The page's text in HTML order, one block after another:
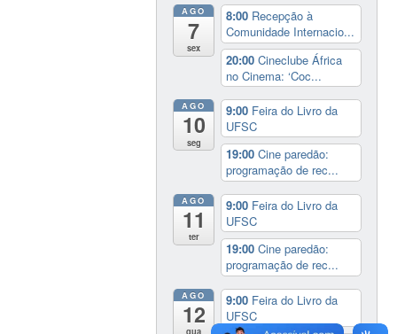
AGO
7
sex
8:00 Recepção à
Comunidade Internacio...
20:00Cineclube África
no Cinema: ‘Coc...
AGO
10
seg
9:00 Feira do Livro da
UFSC
19:00Cine paredão:
programação de rec...
AGO
11
ter
9:00 Feira do Livro da
UFSC
19:00Cine paredão:
programação de rec...
AGO
12
9:00 Feira do Livro da
UFSC